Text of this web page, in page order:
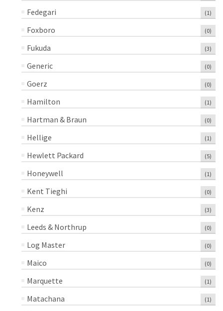
Fedegari (1)
Foxboro (0)
Fukuda (3)
Generic (0)
Goerz (0)
Hamilton (1)
Hartman & Braun (0)
Hellige (1)
Hewlett Packard (5)
Honeywell (1)
Kent Tieghi (0)
Kenz (3)
Leeds & Northrup (0)
Log Master (0)
Maico (0)
Marquette (1)
Matachana (1)